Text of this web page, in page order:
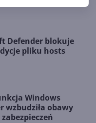
Defender blokuje
pliku hosts
Windows
wzbudziła obawy